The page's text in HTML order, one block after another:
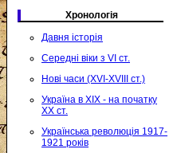
Хронологія
Давня історія
Середні віки з VI ст.
Нові часи (XVI-XVIII ст.)
Україна в XIX - на початку
XX ст.
Українська революція 1917-
1921 років